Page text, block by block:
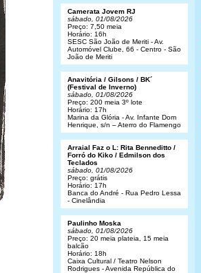
Camerata Jovem RJ
sábado, 01/08/2026
Preço: 7,50 meia
Horário: 16h
SESC São João de Meriti - Av.
Automóvel Clube, 66 - Centro - São
João de Meriti
Anavitória / Gilsons / BK´
(Festival de Inverno)
sábado, 01/08/2026
Preço: 200 meia 3º lote
Horário: 17h
Marina da Glória - Av. Infante Dom
Henrique, s/n – Aterro do Flamengo
Arraial Faz o L: Rita Benneditto /
Forró do Kiko / Edmilson dos
Teclados
sábado, 01/08/2026
Preço: grátis
Horário: 17h
Banca do André - Rua Pedro Lessa
- Cinelândia
Paulinho Moska
sábado, 01/08/2026
Preço: 20 meia plateia, 15 meia
balcão
Horário: 18h
Caixa Cultural / Teatro Nelson
Rodrigues - Avenida República do